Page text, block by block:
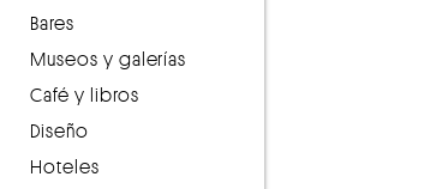
Bares
Museos y galerías
Café y libros
Diseño
Hoteles